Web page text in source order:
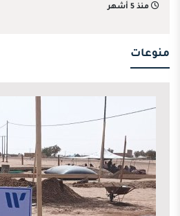
منذ 5 أشهر
منوعات